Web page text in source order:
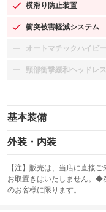
横滑り防止装置
：装備あり
衝突被害軽減システム
：装備あり
オートマチックハイビ
：装備なし
頸部衝撃緩和ヘッドレ
：装備なし
基本装備
エアバッグ：運転席/助手
：装備あり
：装備あり
サンルーフ
：装備なし
外装・内装
カーナビ
：装備なし
TV：フルセグ
：装備あり
【注】販売は、当店に直接
お取置きはいたしません。◆
のお客様に限ります。